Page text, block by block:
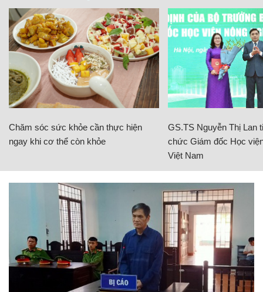
Chăm sóc sức khỏe cần thực hiện
ngay khi cơ thể còn khỏe
GS.TS Nguyễn Thị Lan
chức Giám đốc Học
Việt Nam